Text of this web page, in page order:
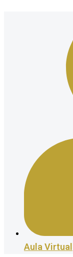
Aula Virtual